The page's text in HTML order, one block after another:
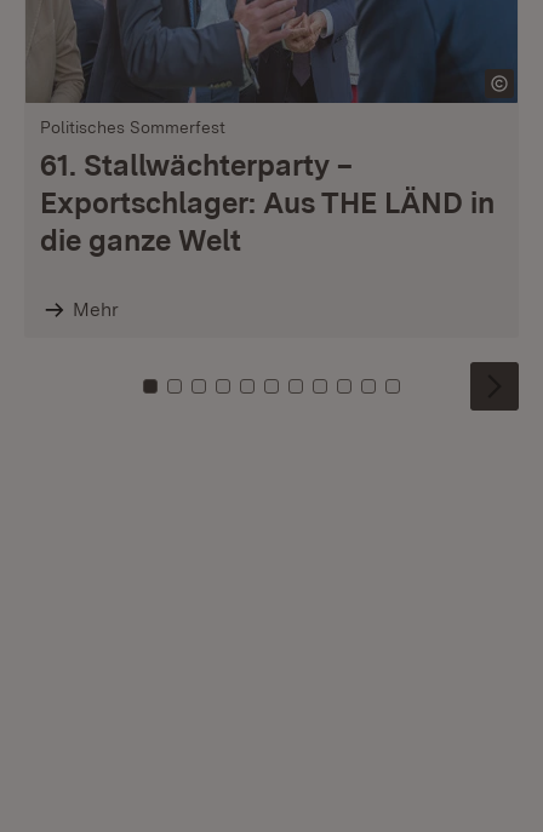
Politisches Sommerfest
61. Stallwächterparty –
Exportschlager: Aus THE LÄND in
die ganze Welt
Mehr
Zu Kachel: 0
Zu Kachel: 1
Zu Kachel: 2
Zu Kachel: 3
Zu Kachel: 4
Zu Kachel: 5
Zu Kachel: 6
Zu Kachel: 7
Zu Kachel: 8
Zu Kachel: 9
Zu Kachel: 10